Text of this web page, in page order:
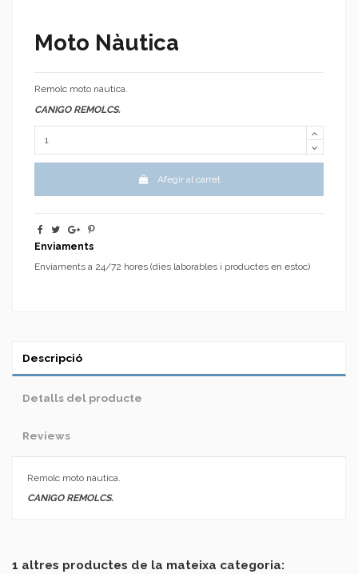
Moto Nàutica
Remolc moto nàutica.
CANIGO REMOLCS.
Afegir al carret
Enviaments
Enviaments a 24/72 hores (dies laborables i productes en estoc)
Descripció
Detalls del producte
Reviews
Remolc moto nàutica.
CANIGO REMOLCS.
1 altres productes de la mateixa categoria: